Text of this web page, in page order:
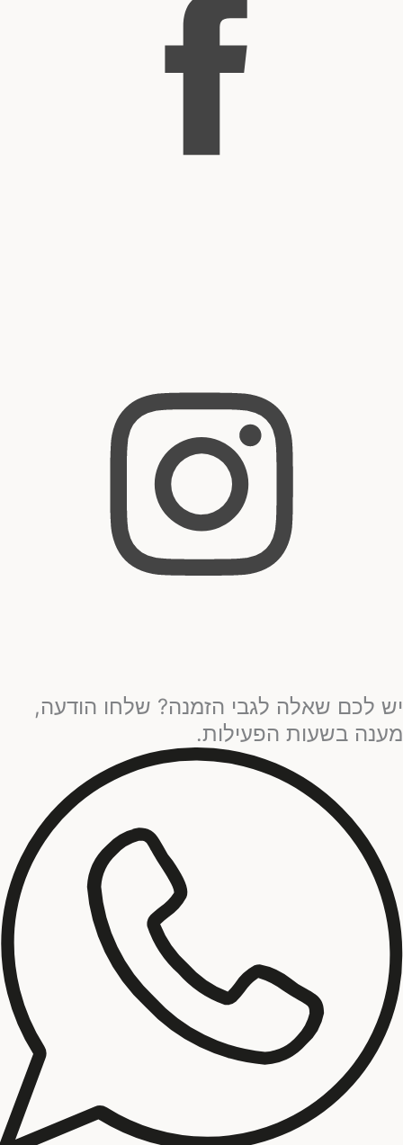
יש לכם שאלה לגבי הזמנה? שלחו הודעה,
מענה בשעות הפעילות.